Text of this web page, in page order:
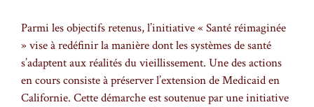
Parmi les objectifs retenus, l’initiative « Santé réimaginée
» vise à redéfinir la manière dont les systèmes de santé
s’adaptent aux réalités du vieillissement. Une des actions
en cours consiste à préserver l’extension de Medicaid en
Californie. Cette démarche est soutenue par une initiative